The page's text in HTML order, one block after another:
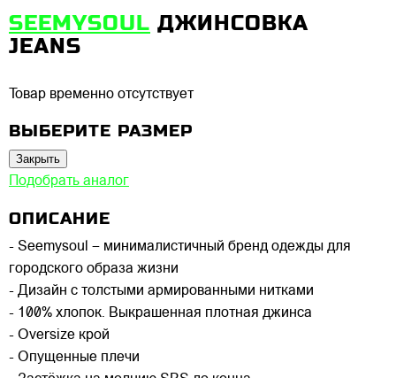
SEEMYSOUL ДЖИНСОВКА
JEANS
Товар временно отсутствует
ВЫБЕРИТЕ РАЗМЕР
Закрыть
Подобрать аналог
ОПИСАНИЕ
- Seemysoul – минималистичный бренд одежды для
городского образа жизни
- Дизайн с толстыми армированными нитками
- 100% хлопок. Выкрашенная плотная джинса
- Oversize крой
- Опущенные плечи